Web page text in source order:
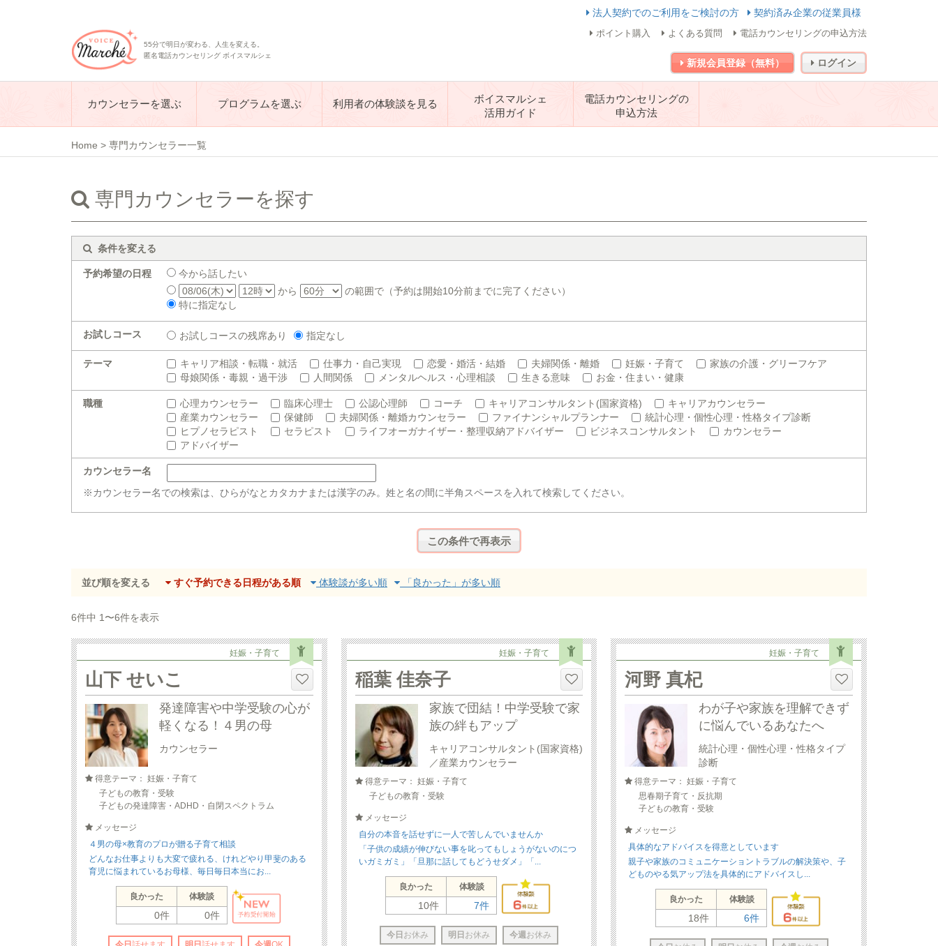
法人契約でのご利用をご検討の方 契約済み企業の従業員様
55分で明日が変わる、人生を変える。
匿名電話カウンセリング ボイスマルシェ
ポイント購入 よくある質問 電話カウンセリングの申込方法
新規会員登録（無料） ログイン
カウンセラーを選ぶ プログラムを選ぶ 利用者の体験談を見る
ボイスマルシェ
活用ガイド
電話カウンセリングの
申込方法
Home > 専門カウンセラー一覧
専門カウンセラーを探す
条件を変える
予約希望の日程
今から話したい
から
の範囲で（予約は開始10分前までに完了ください）
特に指定なし
お試しコース お試しコースの残席あり 指定なし
テーマ キャリア相談・転職・就活 仕事力・自己実現 恋愛・婚活・結婚 夫婦関係・離婚 妊娠・子育て
家族の介護・グリーフケア
母娘関係・毒親・過干渉
人間関係 メンタルヘルス・心理相談 生きる意味 お金・住まい・健康
職種 心理カウンセラー 臨床心理士 公認心理師 コーチ キャリアコンサルタント(国家資格)
キャリアカウンセラー
産業カウンセラー
保健師 夫婦関係・離婚カウンセラー ファイナンシャルプランナー
統計心理・個性心理・性格タイプ診断
ヒプノセラピスト
セラピスト ライフオーガナイザー・整理収納アドバイザー ビジネスコンサルタント
カウンセラー
アドバイザー
カウンセラー名
※カウンセラー名での検索は、ひらがなとカタカナまたは漢字のみ。姓と名の間に半角スペースを入れて検索してください。
並び順を変える すぐ予約できる日程がある順 体験談が多い順 「良かった」が多い順
6件中 1〜6件を表示
妊娠・子育て
山下 せいこ
発達障害や中学受験の心が
軽くなる！４男の母
カウンセラー
得意テーマ： 妊娠・子育て
子どもの教育・受験
子どもの発達障害・ADHD・自閉スペクトラム
メッセージ
４男の母×教育のプロが贈る子育て相談
どんなお仕事よりも大変で疲れる、けれどやり甲斐のある
育児に悩まれているお母様、毎日毎日本当にお...
良かった 体験談
0件 0件
妊娠・子育て
稲葉 佳奈子
家族で団結！中学受験で家
族の絆もアップ
キャリアコンサルタント(国家資格)
／産業カウンセラー
得意テーマ： 妊娠・子育て
子どもの教育・受験
メッセージ
自分の本音を話せずに一人で苦しんでいませんか
「子供の成績が伸びない事を叱ってもしょうがないのにつ
いガミガミ」「旦那に話してもどうせダメ」「...
良かった 体験談
10件 7件
今日 お休み 明日 お休み 今週 お休み
妊娠・子育て
河野 真杞
わが子や家族を理解できず
に悩んでいるあなたへ
統計心理・個性心理・性格タイプ
診断
得意テーマ： 妊娠・子育て
思春期子育て・反抗期
子どもの教育・受験
メッセージ
具体的なアドバイスを得意としています
親子や家族のコミュニケーショントラブルの解決策や、子
どものやる気アップ法を具体的にアドバイスし...
良かった 体験談
18件 6件